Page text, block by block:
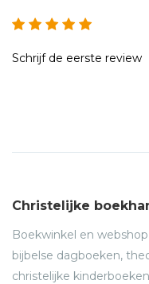
Schrijf de eerste review
Christelijke
Boekwinkel en
bijbelse dagboeken,
christelijke